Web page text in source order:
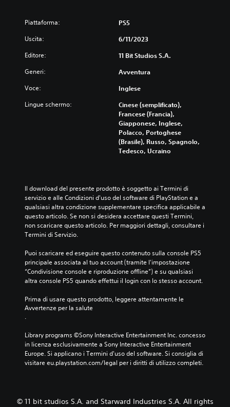
Piattaforma: PS5
Uscita: 6/11/2023
Editore: 11 Bit Studios S.A.
Generi: Avventura
Voce: Inglese
Lingue schermo:
Cinese (semplificato),
Francese (Francia),
Giapponese, Inglese,
Polacco, Portoghese
(Brasile), Russo, Spagnolo,
Tedesco, Ucraino
Il download del presente prodotto è soggetto ai Termini di
servizio e alle Condizioni d'uso del software di PlayStation e a
qualsiasi altra condizione supplementare specifica applicabile a
questo articolo. Se non si desidera accettare questi Termini,
non scaricare questo articolo. Per maggiori dettagli, consultare i
Termini di Servizio.
Puoi scaricare ed eseguire questo contenuto sulla console PS5
principale associata al tuo account (tramite l'impostazione
“Condivisione console e riproduzione offline”) e su qualsiasi
altra console PS5 quando effettui il login con lo stesso account.
Prima di usare questo prodotto, leggere attentamente le
Avvertenze per la salute
.
Library programs ©Sony Interactive Entertainment Inc. concesso
in licenza esclusivamente a Sony Interactive Entertainment
Europe. Si applicano i Termini d'uso del software. Si consiglia di
visitare eu.playstation.com/legal per i diritti di utilizzo completi.
© 11 bit studios S.A. and Starward Industries S.A. All rights